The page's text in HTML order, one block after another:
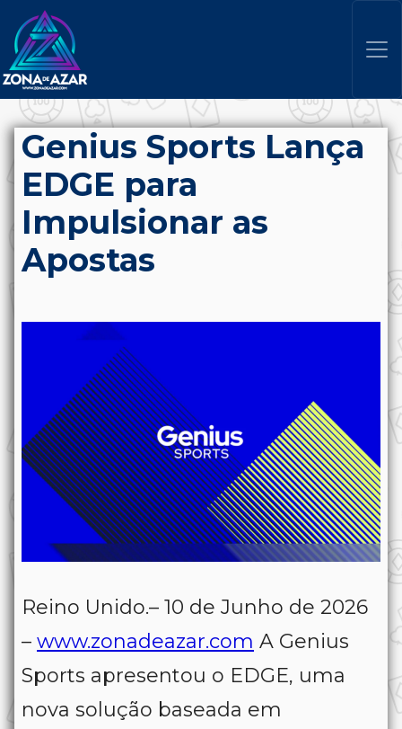
Genius Sports Lança
EDGE para
Impulsionar as
Apostas
Reino Unido.– 10 de Junho de 2026
– www.zonadeazar.com A Genius
Sports apresentou o EDGE, uma
nova solução baseada em